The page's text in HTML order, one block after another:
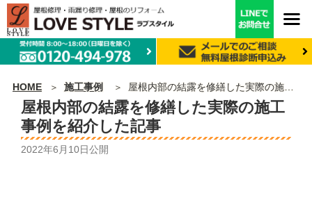
HOME 施工事例 屋根内部の結露を修繕した実際の施工事例を紹介した記事
屋根内部の結露を修繕した実際の施工
事例を紹介した記事
2022年6月10日公開